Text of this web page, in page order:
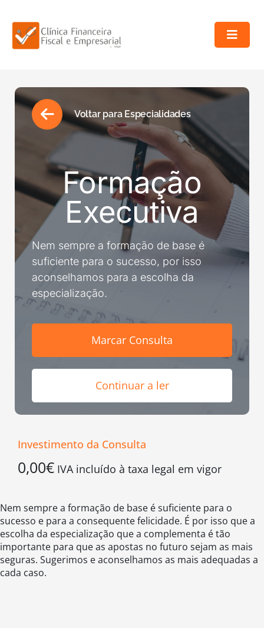
Toggle
Especialidades
Profissionais
Rede Visar
Contactos
Inscrição Aula Gratuita
Marcação Online
Voltar para Especialidades
Formação
Executiva
Nem sempre a formação de base é
suficiente para o sucesso, por isso
aconselhamos para a escolha da
especialização.
Marcar Consulta
Continuar a ler
Investimento da Consulta
0,00€IVA incluído à taxa legal em vigor
Nem sempre a formação de base é suficiente para o
sucesso e para a consequente felicidade. É por isso que a
escolha da especialização que a complementa é tão
importante para que as apostas no futuro sejam as mais
seguras. Sugerimos e aconselhamos as mais adequadas a
cada caso.